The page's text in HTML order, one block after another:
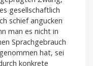
gesellschaftlich
schief angucken
man es nicht in
Sprachgebrauch
hat, sei
konkrete